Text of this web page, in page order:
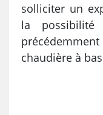
solliciter un
la possibilité
chaudière à